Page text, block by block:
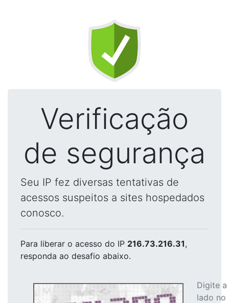
Verificação
de segurança
Seu IP fez diversas tentativas de
acessos suspeitos a sites hospedados
conosco.
Para liberar o acesso do IP 216.73.216.31,
responda ao desafio abaixo.
Digite
lado no